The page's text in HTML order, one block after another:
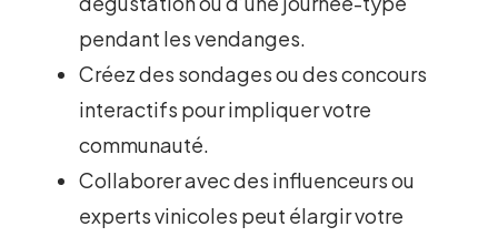
pendant les vendanges.
Créez des sondages ou des concours
interactifs pour impliquer votre
communauté.
Collaborer avec des influenceurs ou
experts vinicoles peut élargir votre